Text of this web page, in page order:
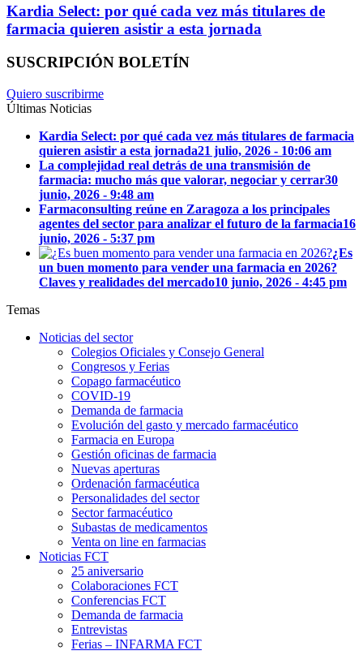
Kardia Select: por qué cada vez más titulares de
farmacia quieren asistir a esta jornada
SUSCRIPCIÓN BOLETÍN
Quiero suscribirme
Últimas Noticias
Kardia Select: por qué cada vez más titulares de farmacia
quieren asistir a esta jornada21 julio, 2026 - 10:06 am
La complejidad real detrás de una transmisión de
farmacia: mucho más que valorar, negociar y cerrar30
junio, 2026 - 9:48 am
Farmaconsulting reúne en Zaragoza a los principales
agentes del sector para analizar el futuro de la farmacia16
junio, 2026 - 5:37 pm
¿Es
un buen momento para vender una farmacia en 2026?
Claves y realidades del mercado10 junio, 2026 - 4:45 pm
Temas
Noticias del sector
Colegios Oficiales y Consejo General
Congresos y Ferias
Copago farmacéutico
COVID-19
Demanda de farmacia
Evolución del gasto y mercado farmacéutico
Farmacia en Europa
Gestión oficinas de farmacia
Nuevas aperturas
Ordenación farmacéutica
Personalidades del sector
Sector farmacéutico
Subastas de medicamentos
Venta on line en farmacias
Noticias FCT
25 aniversario
Colaboraciones FCT
Conferencias FCT
Demanda de farmacia
Entrevistas
Ferias – INFARMA FCT